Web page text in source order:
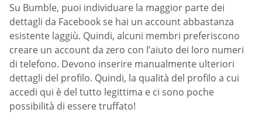
Su Bumble, puoi individuare la maggior parte dei
dettagli da Facebook se hai un account abbastanza
esistente laggiù. Quindi, alcuni membri preferiscono
creare un account da zero con l’aiuto dei loro numeri
di telefono. Devono inserire manualmente ulteriori
dettagli del profilo. Quindi, la qualità del profilo a cui
accedi qui è del tutto legittima e ci sono poche
possibilità di essere truffato!